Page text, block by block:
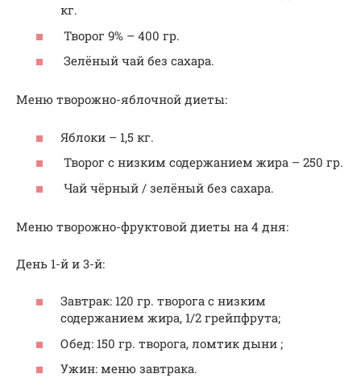
кг.
Творог 9% – 400 гр.
Зелёный чай без сахара.
Меню творожно-яблочной диеты:
Яблоки – 1,5 кг.
Творог с низким содержанием жира – 250 гр.
Чай чёрный / зелёный без сахара.
Меню творожно-фруктовой диеты на 4 дня:
День 1-й и 3-й:
Завтрак: 120 гр. творога с низким
содержанием жира, 1/2 грейпфрута;
Обед: 150 гр. творога, ломтик дыни ;
Ужин: меню завтрака.